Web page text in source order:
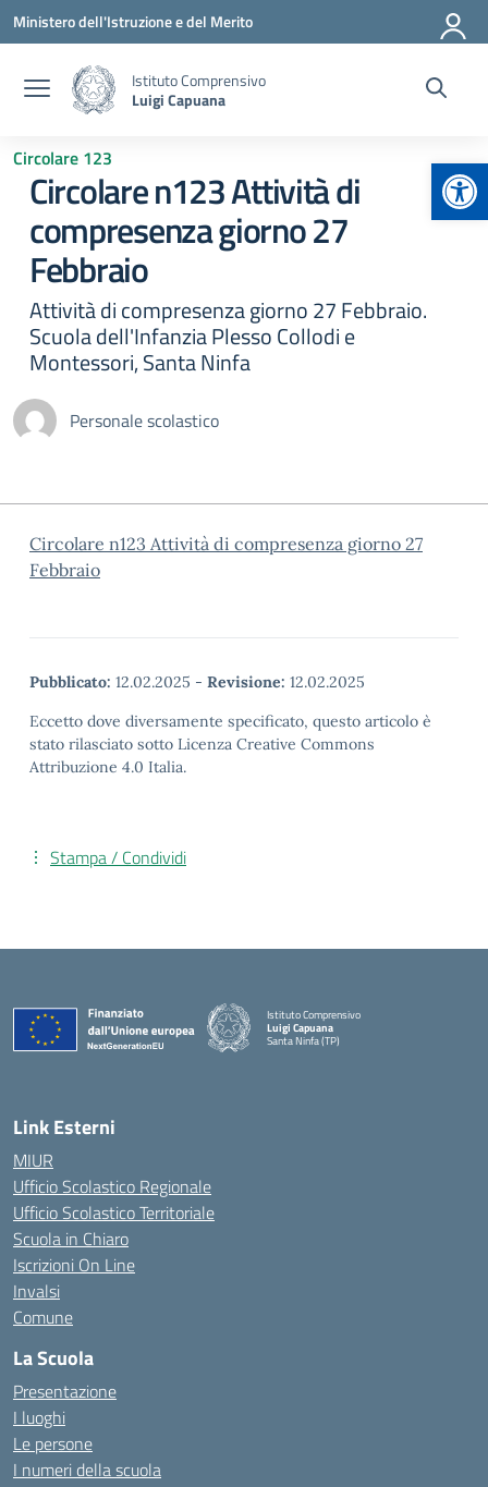
Vai ai contenuti
Vai al menu di navigazione
Vai al footer
Ministero dell'Istruzione e del Merito
Istituto Comprensivo
Luigi Capuana
Circolare 123
Circolare n123 Attività di
compresenza giorno 27
Febbraio
Attività di compresenza giorno 27 Febbraio.
Scuola dell'Infanzia Plesso Collodi e
Montessori, Santa Ninfa
Personale scolastico
Circolare n123 Attività di compresenza giorno 27
Febbraio
Pubblicato: 12.02.2025 - Revisione: 12.02.2025
Eccetto dove diversamente specificato, questo articolo è
stato rilasciato sotto Licenza Creative Commons
Attribuzione 4.0 Italia.
Stampa / Condividi
Istituto Comprensivo
Luigi Capuana
Santa Ninfa (TP)
Link Esterni
MIUR
Ufficio Scolastico Regionale
Ufficio Scolastico Territoriale
Scuola in Chiaro
Iscrizioni On Line
Invalsi
Comune
La Scuola
Presentazione
I luoghi
Le persone
I numeri della scuola